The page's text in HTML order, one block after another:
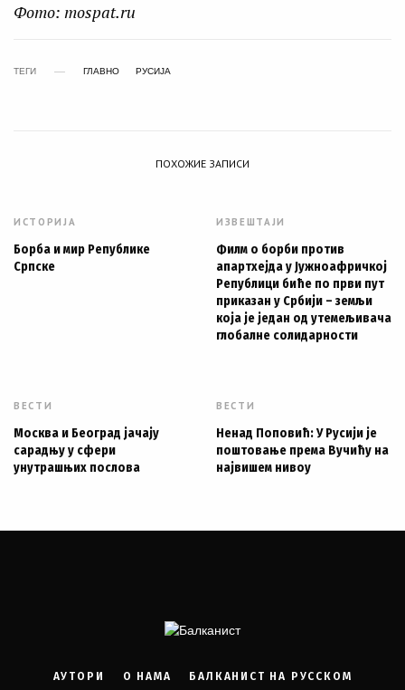
Фото: mospat.ru
ТЕГИ ГЛАВНО РУСИЈА
ПОХОЖИЕ ЗАПИСИ
ИСТОРИЈА
Борба и мир Републике
Српске
ИЗВЕШТАЈИ
Филм о борби против
апартхејда у Јужноафричкој
Републици биће по први пут
приказан у Србији – земљи
која је један од утемељивача
глобалне солидарности
ВЕСТИ
Москва и Београд јачају
сарадњу у сфери
унутрашњих послова
ВЕСТИ
Ненад Поповић: У Русији је
поштовање према Вучићу на
највишем нивоу
АУТОРИ О НАМА БАЛКАНИСТ НА РУССКОМ